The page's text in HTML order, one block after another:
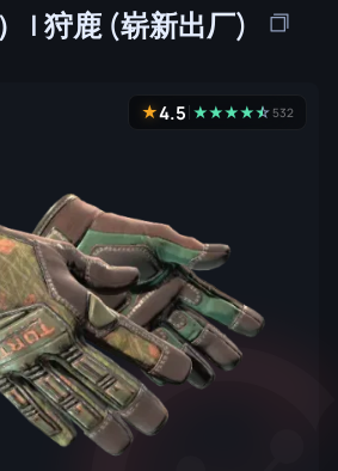
| 狩鹿 (崭新出厂)
★4.5 ★★★★★
☆532